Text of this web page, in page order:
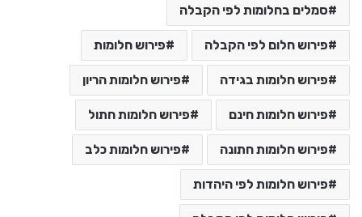
סמלים בחלומות לפי הקבלה
פירוש חלום לפי הקבלה פירוש חלומות
פירוש חלומות בגידה פירוש חלומות הריון
פירוש חלומות חינם פירוש חלומות חתול
פירוש חלומות חתונה פירוש חלומות כלב
פירוש חלומות לפי היהדות